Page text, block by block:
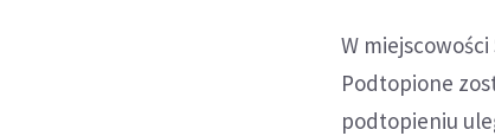
W
Podtopione
podtopieniu